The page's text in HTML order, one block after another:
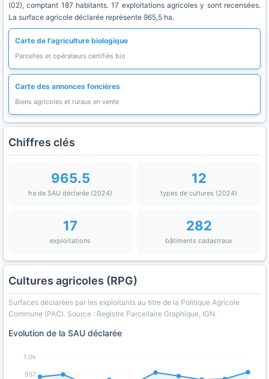
(02), comptant 187 habitants. 17 exploitations agricoles y sont recensées.
La surface agricole déclarée représente 965,5 ha.
Carte de l'agriculture biologique
Parcelles et opérateurs certifiés bio
Carte des annonces foncières
Biens agricoles et ruraux en vente
Chiffres clés
965.5
ha de SAU déclarée (2024)
12
types de cultures (2024)
17
exploitations
282
bâtiments cadastraux
Cultures agricoles (RPG)
Surfaces déclarées par les exploitants au titre de la Politique Agricole
Commune (PAC). Source : Registre Parcellaire Graphique, IGN.
Evolution de la SAU déclarée
957
1.0k